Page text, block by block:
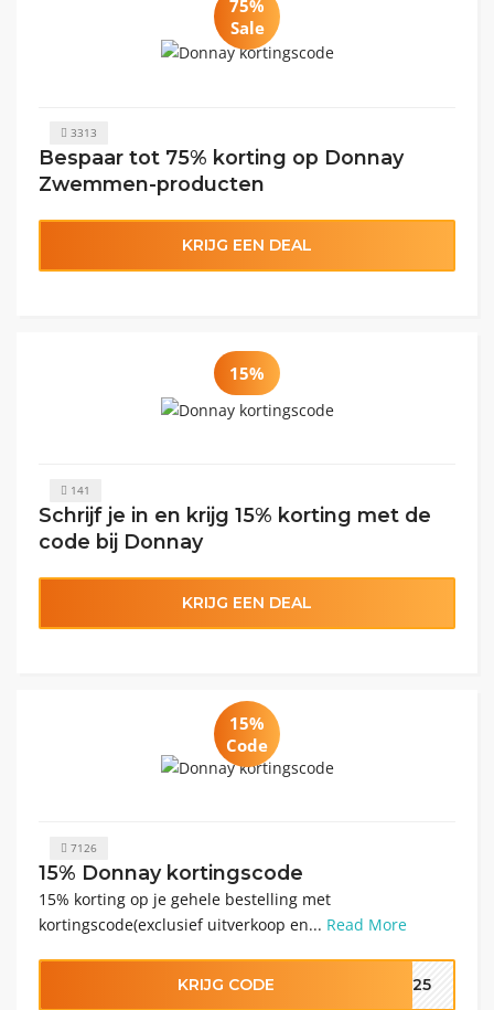
75%
Sale
3313
Bespaar tot 75% korting op Donnay
Zwemmen-producten
KRIJG EEN DEAL
15%
141
Schrijf je in en krijg 15% korting met de
code bij Donnay
KRIJG EEN DEAL
15%
Code
7126
15% Donnay kortingscode
15% korting op je gehele bestelling met
kortingscode(exclusief uitverkoop en... Read More
KRIJG CODE 2025